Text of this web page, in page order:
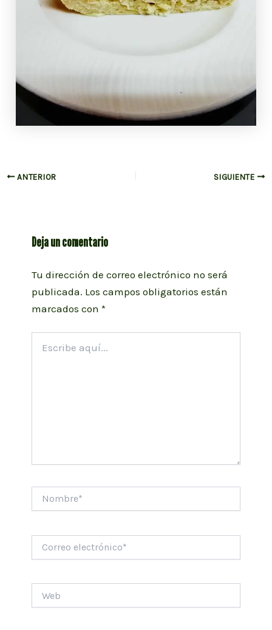
Navegación
ANTERIOR SIGUIENTE
Deja un comentario
Tu dirección de correo electrónico no será
publicada. Los campos obligatorios están
marcados con *
aquí...
electrónico*